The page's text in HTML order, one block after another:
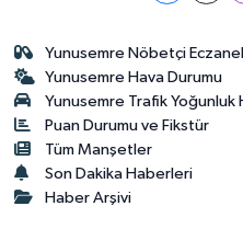
Yunusemre Nöbetçi
Yunusemre Hava Durumu
Yunusemre Trafik Yoğunluk
Puan Durumu ve Fikstür
Tüm Manşetler
Son Dakika Haberleri
Haber Arşivi